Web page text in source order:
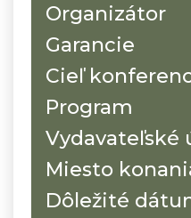
Organizátor
Garancie
Cieľ
Program
Vydavateľské
Miesto
Dôležité